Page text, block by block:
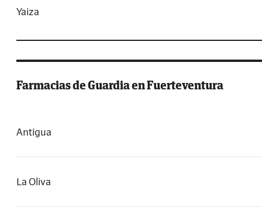
Yaiza
Farmacias de Guardia en Fuerteventura
Antigua
La Oliva